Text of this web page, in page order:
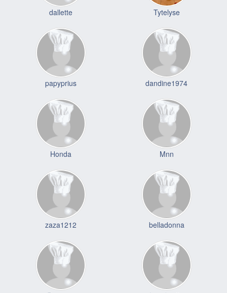
dallette Tytelyse
papyprius dandine1974
Honda Mnn
zaza1212 belladonna